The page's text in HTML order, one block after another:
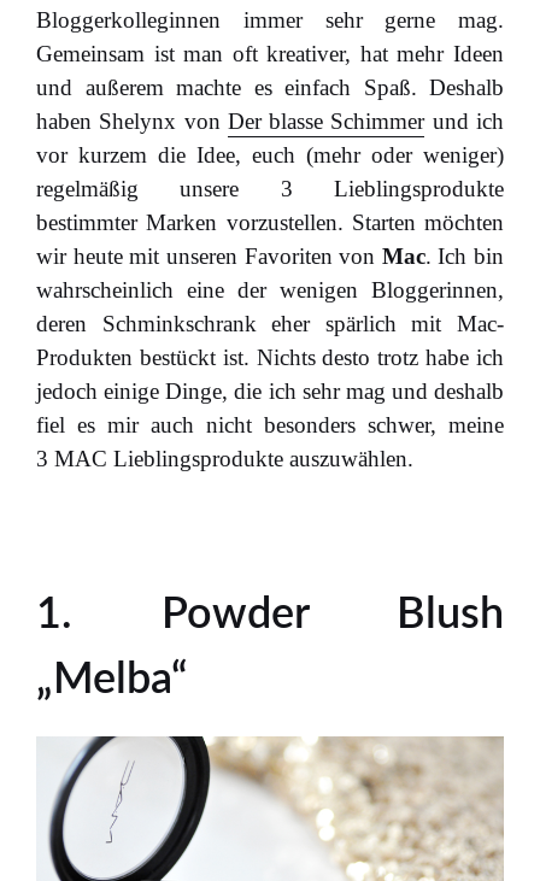
Bloggerkolleginnen immer sehr gerne mag.
Gemeinsam ist man oft kreativer, hat mehr Ideen
und außerem machte es einfach Spaß. Deshalb
haben Shelynx von Der blasse Schimmerund ich
vor kurzem die Idee, euch (mehr oder weniger)
regelmäßig unsere 3 Lieblingsprodukte
bestimmter Marken vorzustellen. Starten möchten
wir heute mit unseren Favoriten von Mac. Ich bin
wahrscheinlich eine der wenigen Bloggerinnen,
deren Schminkschrank eher spärlich mit Mac-
Produkten bestückt ist. Nichts desto trotz habe ich
jedoch einige Dinge, die ich sehr mag und deshalb
fiel es mir auch nicht besonders schwer, meine
3 MAC Lieblingsprodukte auszuwählen.
1. Powder Blush
„Melba“